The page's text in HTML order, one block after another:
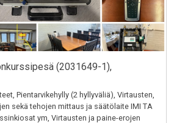
(2031649-1),
Pientarvikehylly (2 hyllyväliä), Virtausten,
sekä tehojen mittaus ja säätölaite IMI TA
ym, Virtausten ja paine-erojen